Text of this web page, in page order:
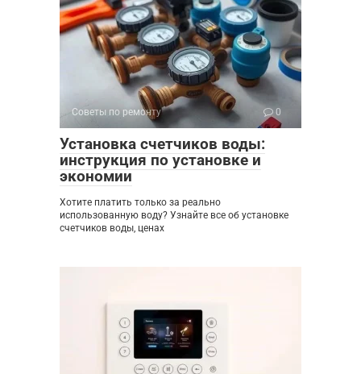
Советы по ремонту 0
Установка счетчиков воды:
инструкция по установке и
экономии
Хотите платить только за реально
использованную воду? Узнайте все об установке
счетчиков воды, ценах